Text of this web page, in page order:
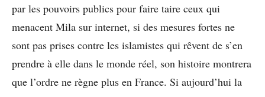
par les pouvoirs publics pour faire taire ceux qui
menacent Mila sur internet, si des mesures fortes ne
sont pas prises contre les islamistes qui rêvent de s’en
prendre à elle dans le monde réel, son histoire montrera
que l’ordre ne règne plus en France. Si aujourd’hui la